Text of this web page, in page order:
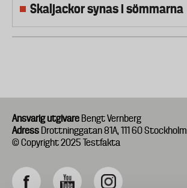
Skaljackor synas i sömmarna
Ansvarig utgivare Bengt Vernberg
Adress Drottninggatan 81A, 111 60 Stockholm
© Copyright 2025 Testfakta